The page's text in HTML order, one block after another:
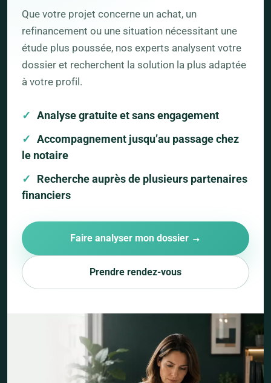
Que votre projet concerne un achat, un
refinancement ou une situation nécessitant une
étude plus poussée, nos experts analysent votre
dossier et recherchent la solution la plus adaptée
à votre profil.
Analyse gratuite et sans engagement
Accompagnement jusqu’au passage chez
le notaire
Recherche auprès de plusieurs partenaires
financiers
Faire analyser mon dossier →
Prendre rendez-vous